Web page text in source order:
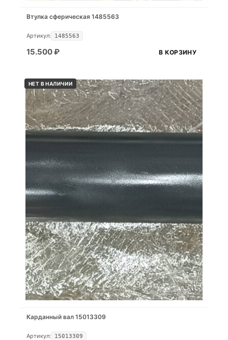
Втулка сферическая 1485563
Артикул: 1485563
15.500₽ В КОРЗИНУ
НЕТ В НАЛИЧИИ
Карданный вал 15013309
Артикул: 15013309